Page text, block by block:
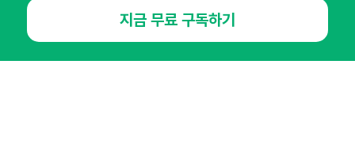
오픈애즈란
지금 무료 구독하기